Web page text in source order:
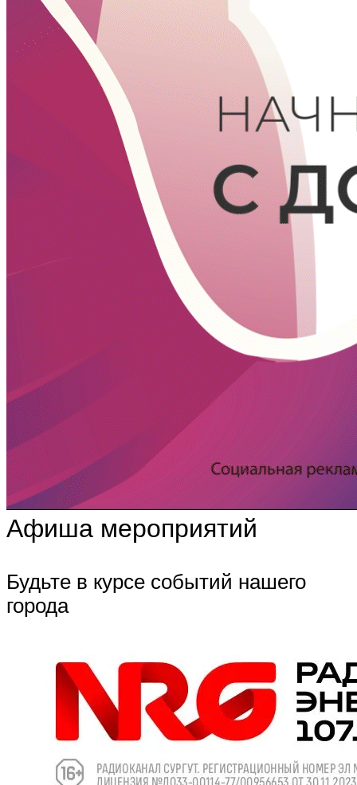
Афиша мероприятий
Будьте в курсе событий нашего
города